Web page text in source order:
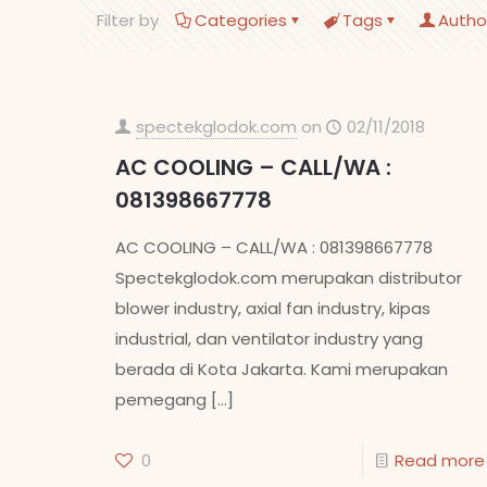
Filter by Categories Tags
spectekglodok.com on 02/11/2018
AC COOLING – CALL/WA :
081398667778
AC COOLING – CALL/WA : 081398667778
Spectekglodok.com merupakan distributor
blower industry, axial fan industry, kipas
industrial, dan ventilator industry yang
berada di Kota Jakarta. Kami merupakan
pemegang […]
0 Read more